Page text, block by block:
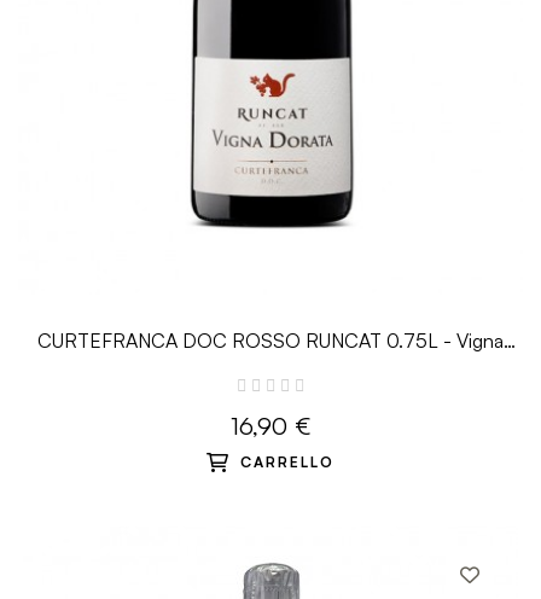
CURTEFRANCA DOC ROSSO RUNCAT 0.75L - Vigna
16,90 €
CARRELLO